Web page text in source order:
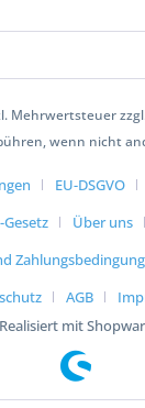
Mehrwertsteuer
wenn nicht
EU-DSGVO
Über uns
AGB
Realisiert mit